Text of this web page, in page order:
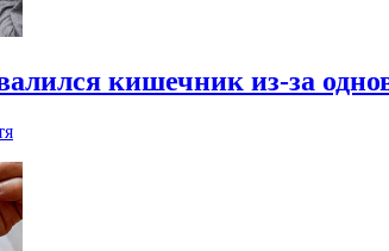
кишечник из-за